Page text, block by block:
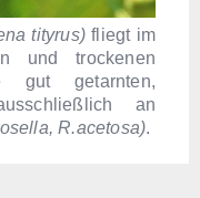
tityrus) fliegt im
und trockenen
gut getarnten,
an
R.acetosa).